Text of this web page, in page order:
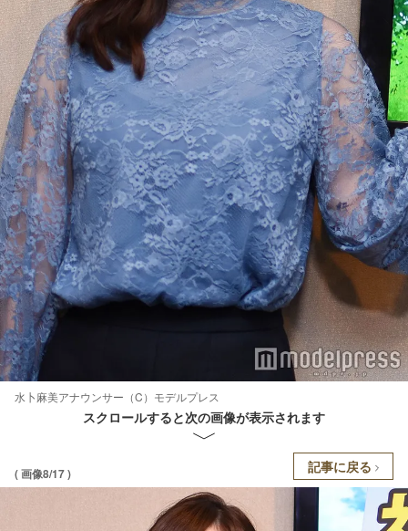
水卜麻美アナウンサー（C）モデルプレス
スクロールすると次の画像が表示されます
( 画像8/17 ) 記事に戻る